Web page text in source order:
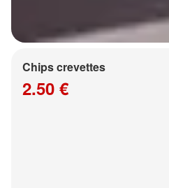
Chips crevettes
2.50 €